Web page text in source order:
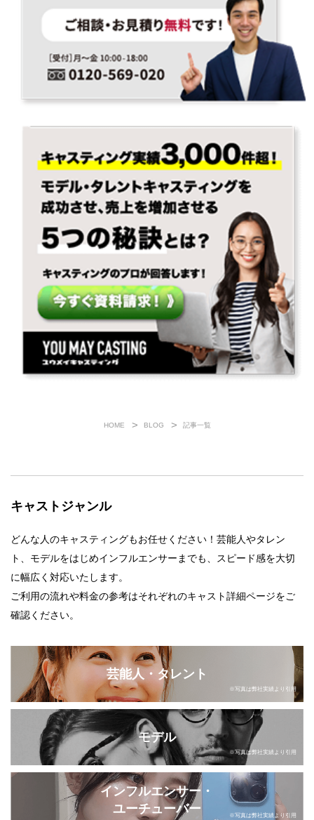
HOME BLOG 記事一覧
キャストジャンル
どんな人のキャスティングもお任せください！芸能人やタレン
ト、モデルをはじめインフルエンサーまでも、スピード感を大切
に幅広く対応いたします。
ご利用の流れや料金の参考はそれぞれのキャスト詳細ページをご
確認ください。
芸能人・タレント
※写真は弊社実績より引用
モデル
※写真は弊社実績より引用
インフルエンサー・
ユーチューバー
※写真は弊社実績より引用